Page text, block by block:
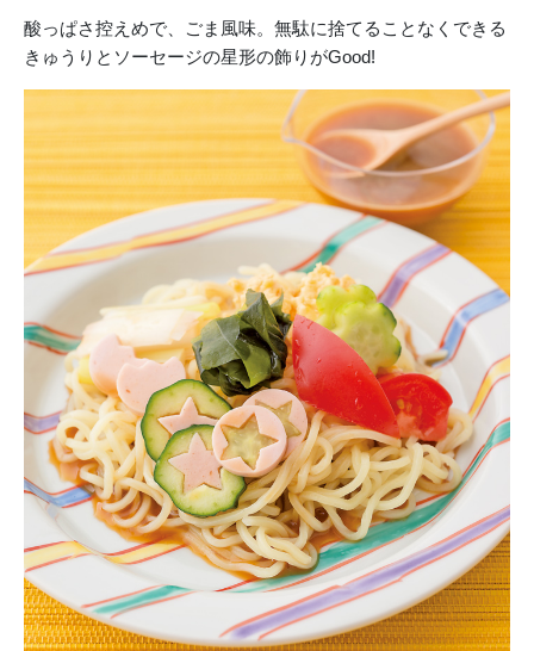
酸っぱさ控えめで、ごま風味。無駄に捨てることなくできる
きゅうりとソーセージの星形の飾りがGood!